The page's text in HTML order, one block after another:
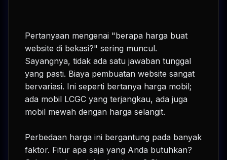
Pertanyaan mengenai "berapa harga buat
website di bekasi?" sering muncul.
Sayangnya, tidak ada satu jawaban tunggal
yang pasti. Biaya pembuatan website sangat
bervariasi. Ini seperti bertanya harga mobil;
ada mobil LCGC yang terjangkau, ada juga
mobil mewah dengan harga selangit.
Perbedaan harga ini bergantung pada banyak
faktor. Fitur apa saja yang Anda butuhkan?